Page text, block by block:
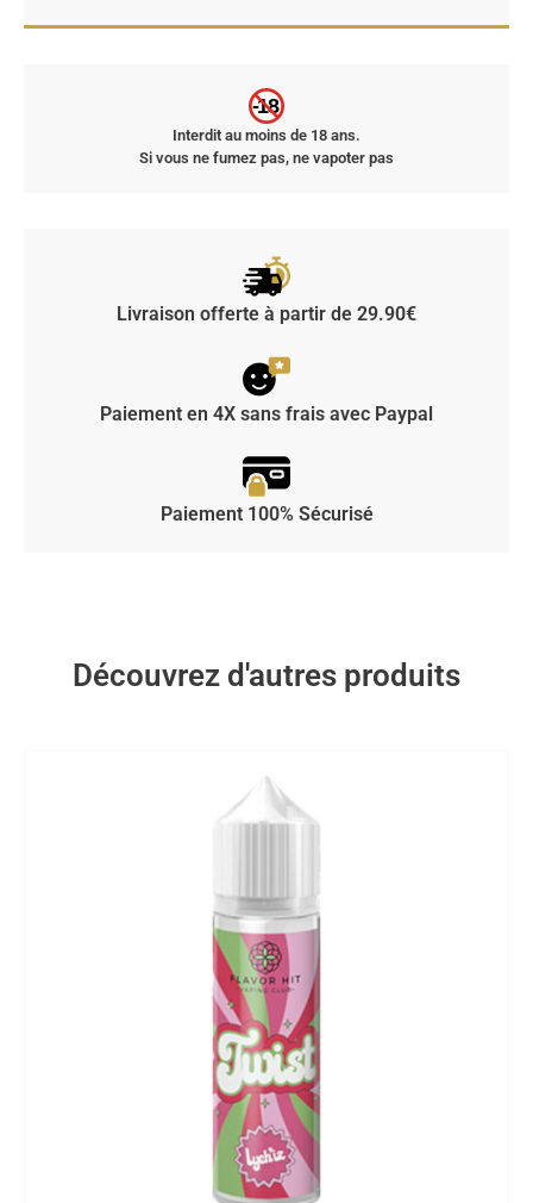
-18
Interdit au moins de 18 ans.
Si vous ne fumez pas, ne vapoter pas
Livraison offerte à partir de 29.90€
Paiement en 4X sans frais avec Paypal
Paiement 100% Sécurisé
Découvrez d'autres produits